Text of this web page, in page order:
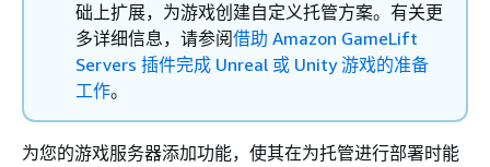
础上扩展，为游戏创建自定义托管方案。有关更
多详细信息，请参阅借助 Amazon GameLift
Servers 插件完成 Unreal 或 Unity 游戏的准备
工作。
为您的游戏服务器添加功能，使其在为托管进行部署时能